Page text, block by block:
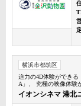
横浜市都筑区
迫力の4D体験ができる
A」、 究極の映像体験
イオンシネマ 港北